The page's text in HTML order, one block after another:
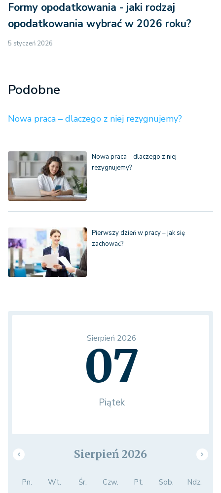
Formy opodatkowania - jaki rodzaj
opodatkowania wybrać w 2026 roku?
5 styczeń 2026
Podobne
Nowa praca – dlaczego z niej rezygnujemy?
Nowa praca – dlaczego z niej
rezygnujemy?
Pierwszy dzień w pracy – jak się
zachować?
Sierpień 2026
07
Piątek
Sierpień 2026
Pn. Wt. Śr. Czw. Pt. Sob. Ndz.